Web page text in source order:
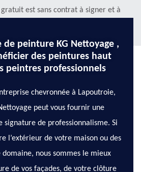
est sans contrat à signer et à
de peinture KG Nettoyage ,
des peintures haut
peintres professionnels
chevronnée à Lapoutroie,
peut vous fournir une
signature de professionnalisme. Si
l’extérieur de votre maison ou des
nous sommes le mieux
de vos façades, de votre clôture